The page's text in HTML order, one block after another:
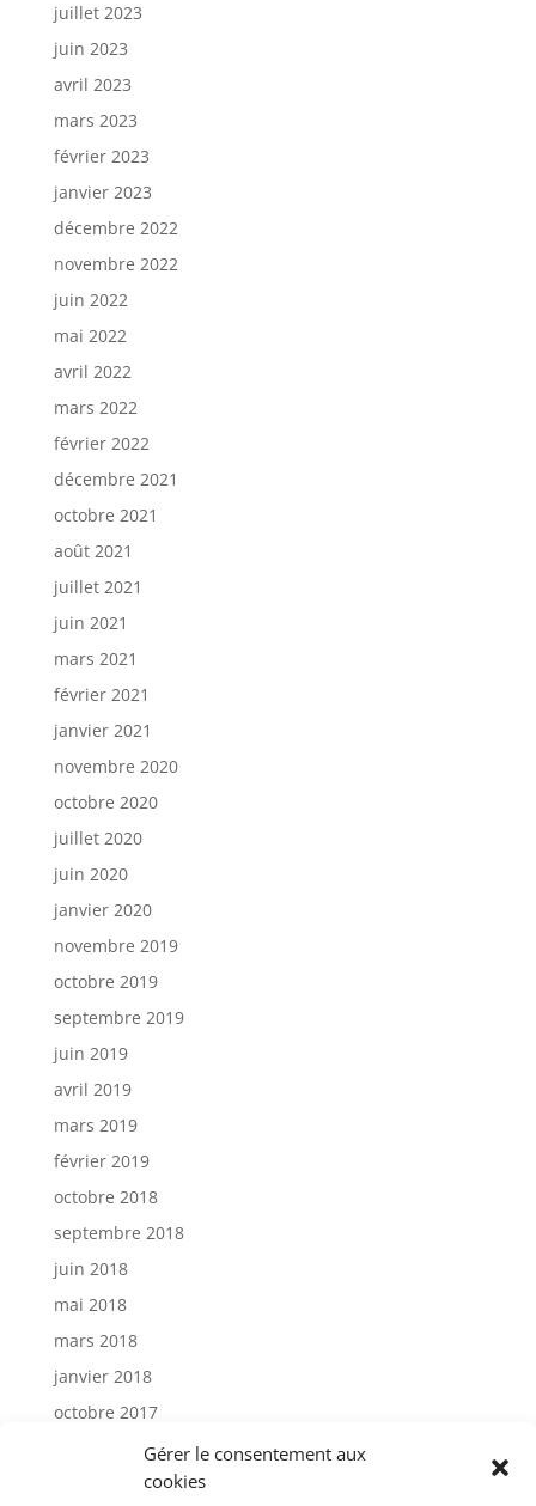
Gérer le consentement aux
cookies
juillet 2023
juin 2023
avril 2023
mars 2023
février 2023
janvier 2023
décembre 2022
novembre 2022
juin 2022
mai 2022
avril 2022
mars 2022
février 2022
décembre 2021
octobre 2021
août 2021
juillet 2021
juin 2021
mars 2021
février 2021
janvier 2021
novembre 2020
octobre 2020
juillet 2020
juin 2020
janvier 2020
novembre 2019
octobre 2019
septembre 2019
juin 2019
avril 2019
mars 2019
février 2019
octobre 2018
septembre 2018
juin 2018
mai 2018
mars 2018
janvier 2018
octobre 2017
janvier 2017